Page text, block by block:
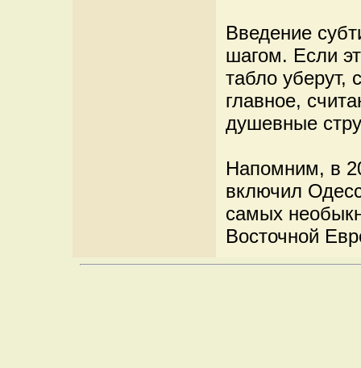
Введение
шагом. Если
табло уберут,
главное,
душевные
Напомним, в
включил
самых
Восточной